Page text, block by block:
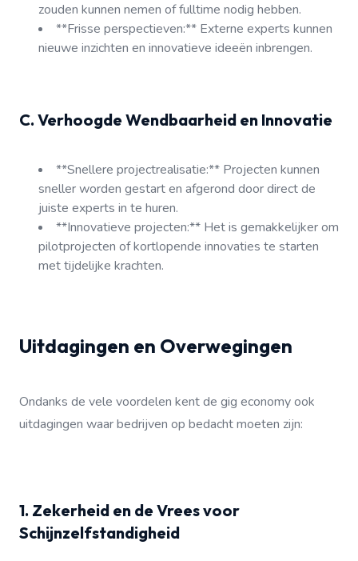
zouden kunnen nemen of fulltime nodig hebben.
**Frisse perspectieven:** Externe experts kunnen
nieuwe inzichten en innovatieve ideeën inbrengen.
C. Verhoogde Wendbaarheid en Innovatie
**Snellere projectrealisatie:** Projecten kunnen
sneller worden gestart en afgerond door direct de
juiste experts in te huren.
**Innovatieve projecten:** Het is gemakkelijker om
pilotprojecten of kortlopende innovaties te starten
met tijdelijke krachten.
Uitdagingen en Overwegingen
Ondanks de vele voordelen kent de gig economy ook
uitdagingen waar bedrijven op bedacht moeten zijn:
1. Zekerheid en de Vrees voor
Schijnzelfstandigheid